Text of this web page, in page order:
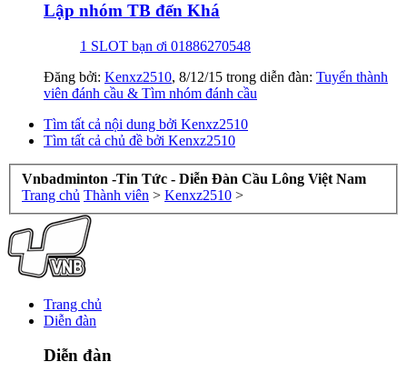
Lập nhóm TB đến Khá
1 SLOT bạn ơi 01886270548
Đăng bởi: Kenxz2510, 8/12/15 trong diễn đàn: Tuyển thành
viên đánh cầu & Tìm nhóm đánh cầu
Tìm tất cả nội dung bởi Kenxz2510
Tìm tất cả chủ đề bởi Kenxz2510
Vnbadminton -Tin Tức - Diễn Đàn Cầu Lông Việt Nam
Trang chủ Thành viên > Kenxz2510 >
Trang chủ
Diễn đàn
Diễn đàn